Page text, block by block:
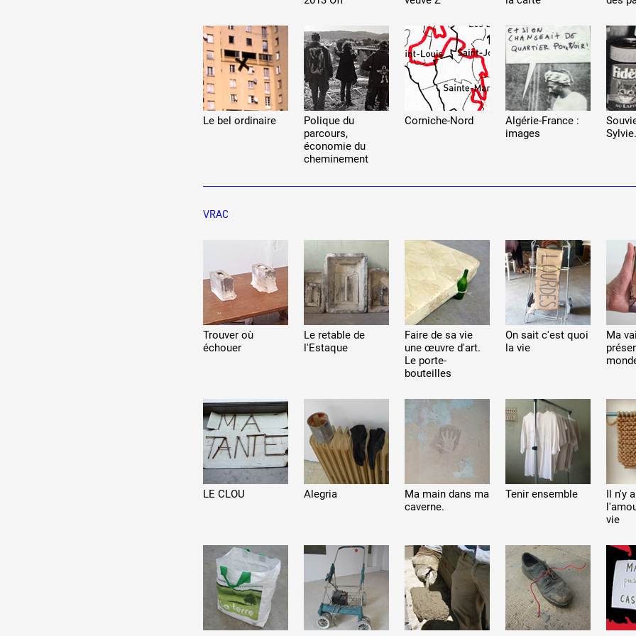
Le bel ordinaire
Polique du
parcours,
économie du
cheminement
Corniche-Nord
Algérie-France :
images
VRAC
Trouver où
échouer
Le retable de
l'Estaque
Faire de sa vie
une œuvre d'art.
Le porte-
bouteilles
On sait c'est quoi
la vie
Ma
LE CLOU Alegria
Ma main dans ma
caverne.
Tenir ensemble
Il n'y
vie